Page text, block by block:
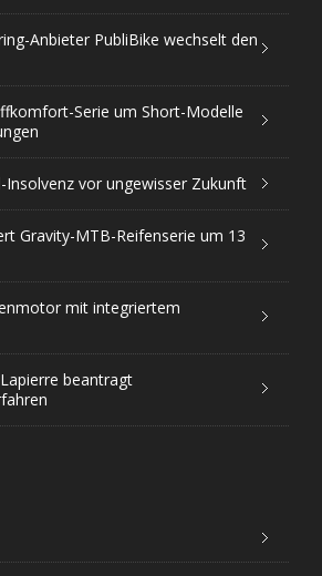
Anbieter PubliBike wechselt den
Serie um Short-Modelle
Insolvenz vor ungewisser Zukunft
Gravity-MTB-Reifenserie um 13
mit integriertem
beantragt